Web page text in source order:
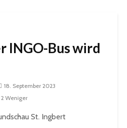
INGO-Bus wird
18. September 2023
2 Weniger